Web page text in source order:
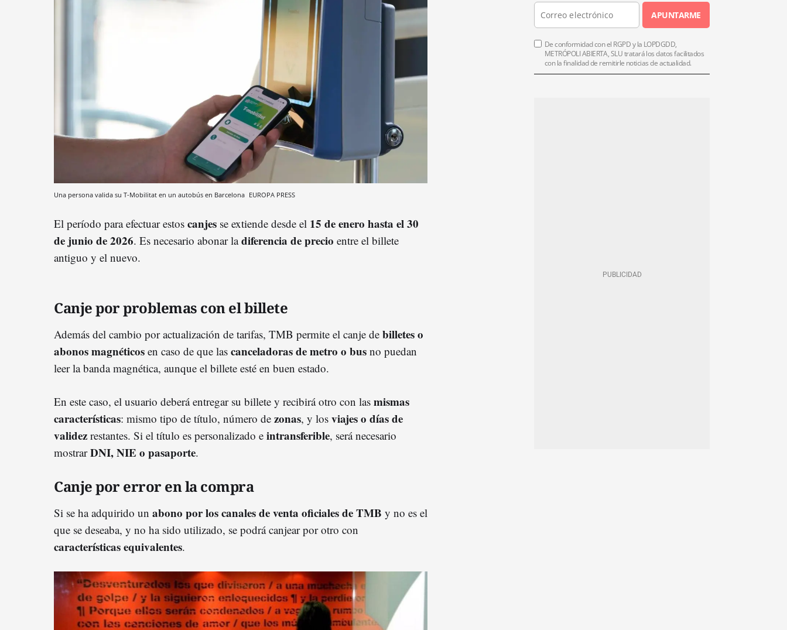
Una persona valida su T-Mobilitat en un autobús en Barcelona EUROPA PRESS
El período para efectuar estos canjes se extiende desde el 15 de enero hasta el 30
de junio de 2026. Es necesario abonar ladiferencia de precio entre el billete
antiguo y el nuevo.
Canje por problemas con el billete
Además del cambio por actualización de tarifas, TMB permite el canje de billetes o
abonos magnéticos en caso de que las canceladoras de metro o bus no puedan
leer la banda magnética, aunque el billete esté en buen estado.
En este caso, el usuario deberá entregar su billete y recibirá otro con las mismas
características: mismo tipo de título, número de zonas, y los viajes o días de
validez restantes. Si el título es personalizado e intransferible, será necesario
mostrarDNI, NIE o pasaporte.
Canje por error en la compra
Si se ha adquirido un abono por los canales de venta oficiales de TMB y no es el
que se deseaba, y no ha sido utilizado, se podrá canjear por otro con
características equivalentes.
APUNTARME
De conformidad con el RGPD y la LOPDGDD,
METRÓPOLI ABIERTA, SLU tratará los datos facilitados
con la finalidad de remitirle noticias de actualidad.